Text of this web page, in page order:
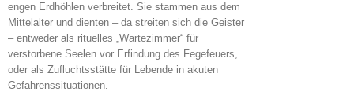
engen Erdhöhlen verbreitet. Sie stammen aus dem
Mittelalter und dienten – da streiten sich die Geister
– entweder als rituelles „Wartezimmer“ für
verstorbene Seelen vor Erfindung des Fegefeuers,
oder als Zufluchtsstätte für Lebende in akuten
Gefahrenssituationen.